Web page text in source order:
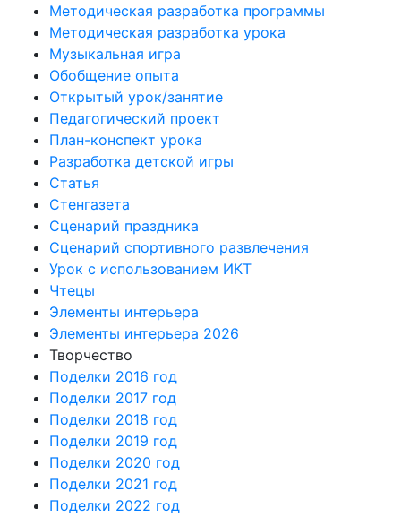
Методическая разработка программы
Методическая разработка урока
Музыкальная игра
Обобщение опыта
Открытый урок/занятие
Педагогический проект
План-конспект урока
Разработка детской игры
Статья
Стенгазета
Сценарий праздника
Сценарий спортивного развлечения
Урок с использованием ИКТ
Чтецы
Элементы интерьера
Элементы интерьера 2026
Творчество
Поделки 2016 год
Поделки 2017 год
Поделки 2018 год
Поделки 2019 год
Поделки 2020 год
Поделки 2021 год
Поделки 2022 год